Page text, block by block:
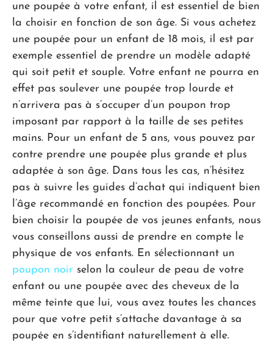
une poupée à votre enfant, il est essentiel de bien
la choisir en fonction de son âge. Si vous achetez
une poupée pour un enfant de 18 mois, il est par
exemple essentiel de prendre un modèle adapté
qui soit petit et souple. Votre enfant ne pourra en
effet pas soulever une poupée trop lourde et
n’arrivera pas à s’occuper d’un poupon trop
imposant par rapport à la taille de ses petites
mains. Pour un enfant de 5 ans, vous pouvez par
contre prendre une poupée plus grande et plus
adaptée à son âge. Dans tous les cas, n’hésitez
pas à suivre les guides d’achat qui indiquent bien
l’âge recommandé en fonction des poupées. Pour
bien choisir la poupée de vos jeunes enfants, nous
vous conseillons aussi de prendre en compte le
physique de vos enfants. En sélectionnant un
poupon noir selon la couleur de peau de votre
enfant ou une poupée avec des cheveux de la
même teinte que lui, vous avez toutes les chances
pour que votre petit s’attache davantage à sa
poupée en s’identifiant naturellement à elle.